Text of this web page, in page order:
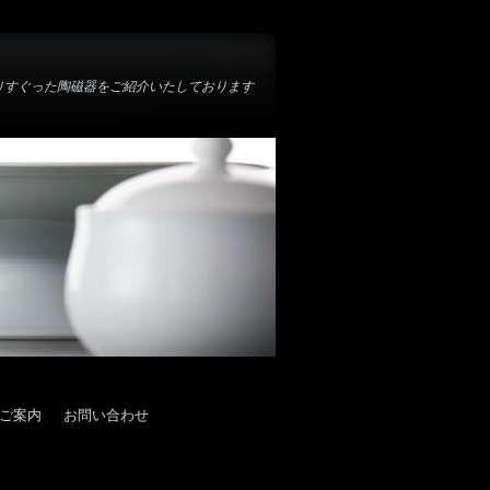
ぐった陶磁器をご紹介いたしております
案内 お問い合わせ